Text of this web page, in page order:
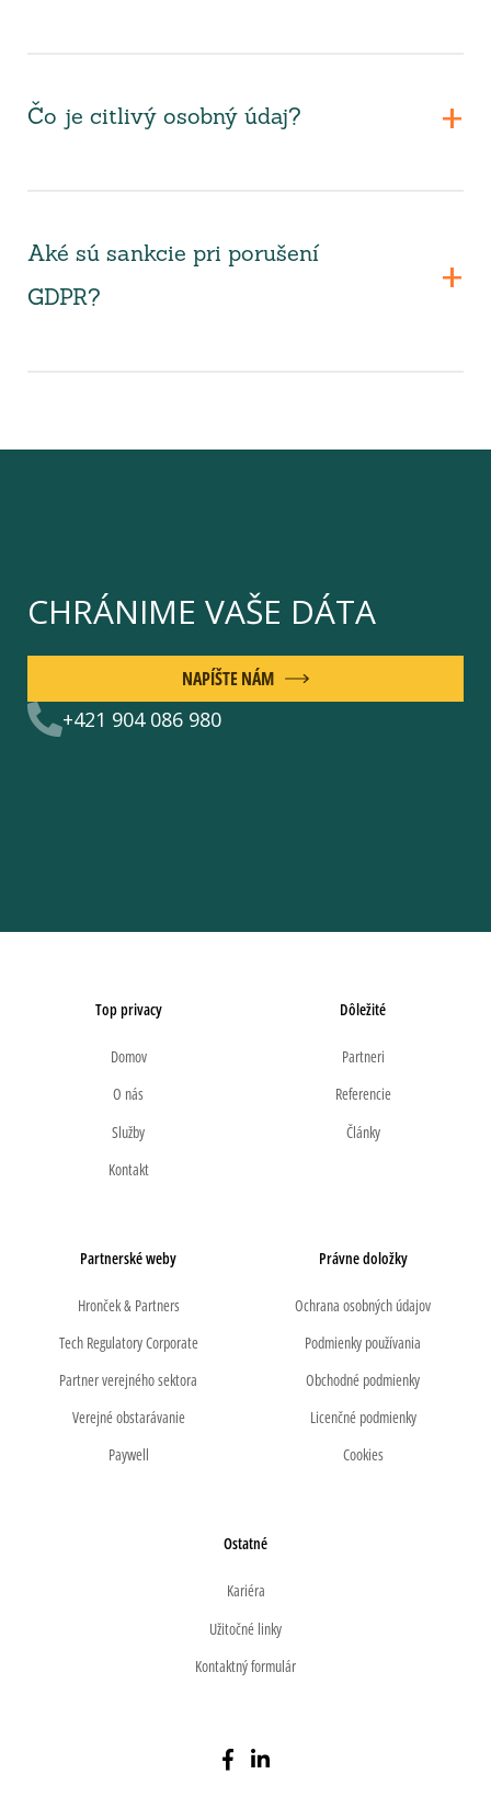
Čo je citlivý osobný údaj?
Aké sú sankcie pri porušení
GDPR?
CHRÁNIME VAŠE DÁTA
+421 904 086 980
NAPÍŠTE NÁM
Top privacy
Domov
O nás
Služby
Kontakt
Dôležité
Partneri
Referencie
Články
Partnerské weby
Hronček & Partners
Tech Regulatory Corporate
Partner verejného sektora
Verejné obstarávanie
Paywell
Právne doložky
Ochrana osobných údajov
Podmienky používania
Obchodné podmienky
Licenčné podmienky
Cookies
Ostatné
Kariéra
Užitočné linky
Kontaktný formulár